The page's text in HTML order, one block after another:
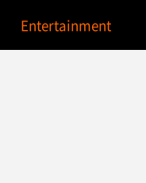
Entertainment